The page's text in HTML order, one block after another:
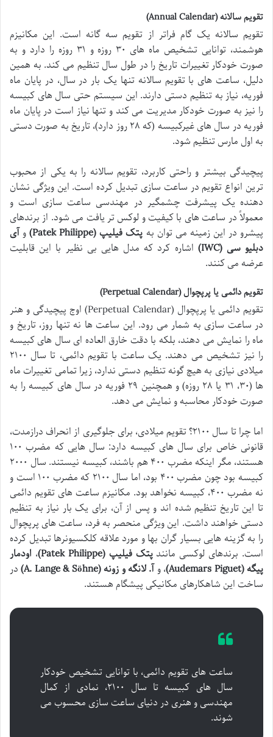
تقویم سالانه (Annual Calendar)
تقویم سالانه یک گام فراتر از تقویم سه گانه است. این مکانیزم
هوشمند، توانایی تشخیص ماه های ۳۰ روزه و ۳۱ روزه را دارد و به
صورت خودکار تغییرات تاریخ را در طول سال تنظیم می کند. به همین
دلیل، ساعت های با تقویم سالانه تنها یک بار در سال، در پایان ماه
فوریه، نیاز به تنظیم دستی دارند. این سیستم حتی سال های کبیسه
را نیز به صورت خودکار مدیریت می کند و تنها نیاز است در پایان ماه
فوریه در سال های غیرکبیسه (که ۲۸ روز دارد)، تاریخ به صورت دستی
به اول مارس تنظیم شود.
پیچیدگی بیشتر و راحتی کاربرد، تقویم سالانه را به یکی از محبوب
ترین انواع تقویم در ساعت سازی تبدیل کرده است. این ویژگی نشان
دهنده یک پیشرفت چشمگیر در مهندسی ساعت سازی است و
معمولاً در ساعت های با کیفیت و لوکس تر یافت می شود. از برندهای
پیشرو در این زمینه می توان به پتک فیلیپ (Patek Philippe) وآی
دبلیو سی (IWC)
اشاره کرد که مدل هایی بی نظیر با این قابلیت
عرضه می کنند.
تقویم دائمی یا پرپچوال (Perpetual Calendar)
تقویم دائمی یا پرپچوال (Perpetual Calendar) اوج پیچیدگی و هنر
در ساعت سازی به شمار می رود. این ساعت ها نه تنها روز، تاریخ و
ماه را نمایش می دهند، بلکه با دقت خارق العاده ای سال های کبیسه
را نیز تشخیص می دهند. یک ساعت با تقویم دائمی، تا سال ۲۱۰۰
میلادی نیازی به هیچ گونه تنظیم دستی ندارد، زیرا تمامی تغییرات ماه
ها (۳۰، ۳۱ یا ۲۸ روزه) و همچنین ۲۹ فوریه در سال های کبیسه را به
صورت خودکار محاسبه و نمایش می دهد.
اما چرا تا سال ۲۱۰۰؟ تقویم میلادی، برای جلوگیری از انحراف درازمدت،
قانونی خاص برای سال های کبیسه دارد: سال هایی که مضرب ۱۰۰
هستند، مگر اینکه مضرب ۴۰۰ هم باشند، کبیسه نیستند. سال ۲۰۰۰
کبیسه بود چون مضرب ۴۰۰ بود، اما سال ۲۱۰۰ که مضرب ۱۰۰ است و
نه مضرب ۴۰۰، کبیسه نخواهد بود. مکانیزم ساعت های تقویم دائمی
تا این تاریخ تنظیم شده اند و پس از آن، برای یک بار نیاز به تنظیم
دستی خواهند داشت. این ویژگی منحصر به فرد، ساعت های پرپچوال
را به گزینه هایی بسیار گران بها و مورد علاقه کلکسیونرها تبدیل کرده
است. برندهای لوکسی مانندپتک فیلیپ (Patek Philippe) ، اودمار
پیگه (Audemars Piguet)
، وآ. لانگه و زونه (A. Lange & Söhne)
در
ساخت این شاهکارهای مکانیکی پیشگام هستند.
ساعت های تقویم دائمی، با توانایی تشخیص خودکار
سال های کبیسه تا سال ۲۱۰۰، نمادی از کمال
مهندسی و هنری در دنیای ساعت سازی محسوب می
شوند.